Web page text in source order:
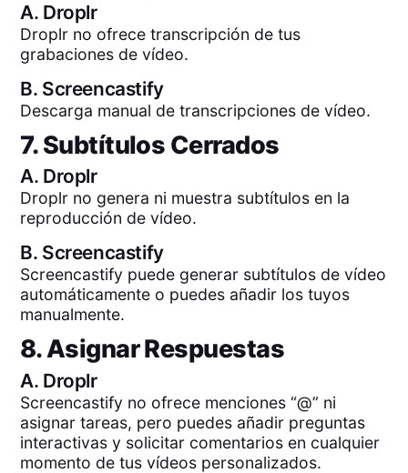
A. Droplr
Droplr no ofrece transcripción de tus
grabaciones de vídeo.
B. Screencastify
Descarga manual de transcripciones de vídeo.
7. Subtítulos Cerrados
A. Droplr
Droplr no genera ni muestra subtítulos en la
reproducción de vídeo.
B. Screencastify
Screencastify puede generar subtítulos de vídeo
automáticamente o puedes añadir los tuyos
manualmente.
8. Asignar Respuestas
A. Droplr
Screencastify no ofrece menciones “@” ni
asignar tareas, pero puedes añadir preguntas
interactivas y solicitar comentarios en cualquier
momento de tus vídeos personalizados.